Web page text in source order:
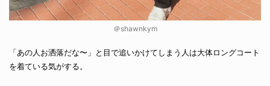
＠shawnkym
「あの人お洒落だな〜」と目で追いかけてしまう人は大体ロングコート
を着ている気がする。